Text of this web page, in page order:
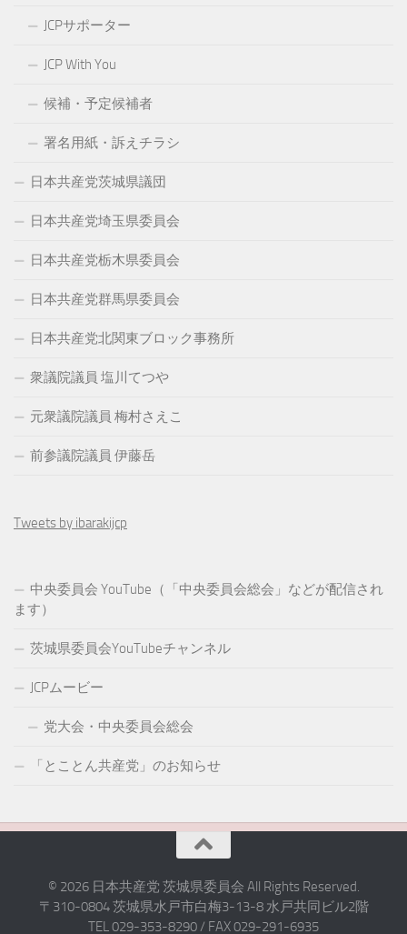
JCPサポーター
JCP With You
候補・予定候補者
署名用紙・訴えチラシ
日本共産党茨城県議団
日本共産党埼玉県委員会
日本共産党栃木県委員会
日本共産党群馬県委員会
日本共産党北関東ブロック事務所
衆議院議員 塩川てつや
元衆議院議員 梅村さえこ
前参議院議員 伊藤岳
Tweets by ibarakijcp
中央委員会 YouTube（「中央委員会総会」などが配信され
ます）
茨城県委員会YouTubeチャンネル
JCPムービー
党大会・中央委員会総会
「とことん共産党」のお知らせ
© 2026 日本共産党 茨城県委員会 All Rights Reserved.
〒310-0804 茨城県水戸市白梅3-13-8 水戸共同ビル2階
TEL 029-353-8290 / FAX 029-291-6935